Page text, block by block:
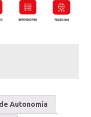
Autonomía